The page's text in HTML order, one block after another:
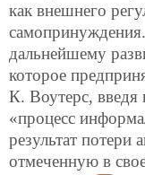
как внешнего
дальнейшему
которое
К. Воутерс, введя
«процесс
результат потери
отмеченную в